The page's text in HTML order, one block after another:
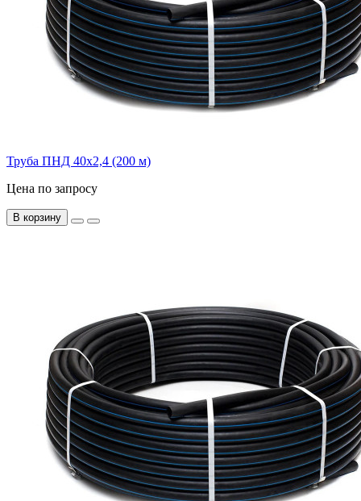
Труба ПНД 40х2,4 (200 м)
Цена по запросу
В корзину